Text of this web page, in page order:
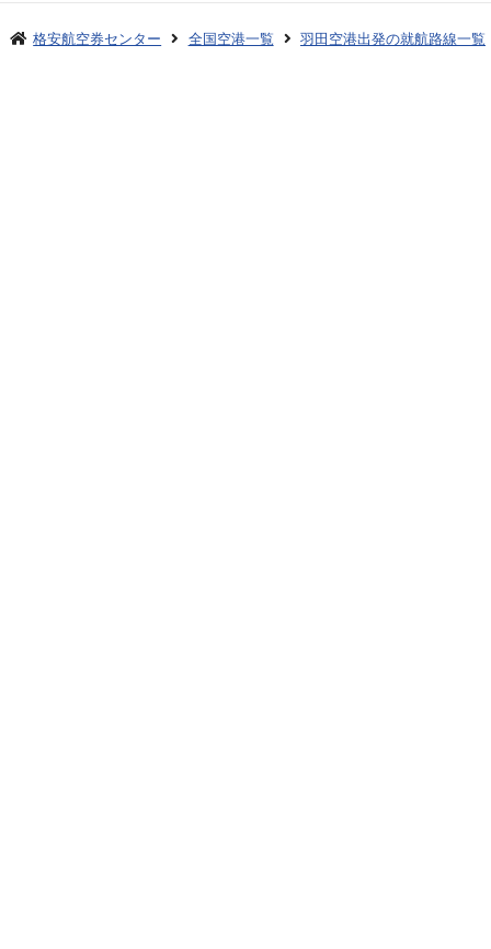
格安航空券センター 全国空港一覧
羽田空港出発の就航路線一覧